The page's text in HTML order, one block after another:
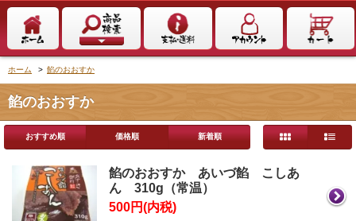
ホーム > 餡のおおすか
餡のおおすか
おすすめ順 価格順 新着順
餡のおおすか あいづ餡 こしあ
ん 310g（常温）
500円(内税)